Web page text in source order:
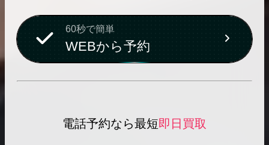
60秒で簡単
WEBから予約
電話予約なら最短即日買取